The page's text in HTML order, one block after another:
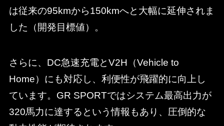
は従来の95kmから150kmへと大幅に延伸されま
した（開発目標値）。
さらに、DC急速充電とV2H（Vehicle to
Home）にも対応し、利便性が飛躍的に向上し
ています。GR SPORTではシステム最高出力が
320馬力に達するという情報もあり、圧倒的な